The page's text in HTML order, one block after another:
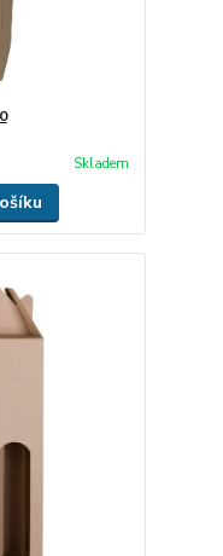
Skladem